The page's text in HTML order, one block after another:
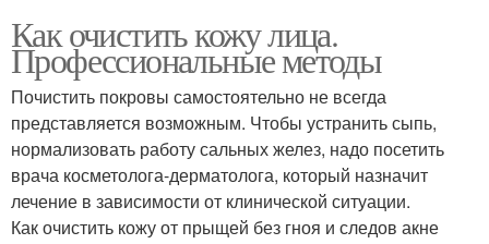
Как очистить кожу лица.
Профессиональные методы
Почистить покровы самостоятельно не всегда
представляется возможным. Чтобы устранить сыпь,
нормализовать работу сальных желез, надо посетить
врача косметолога-дерматолога, который назначит
лечение в зависимости от клинической ситуации.
Как очистить кожу от прыщей без гноя и следов акне